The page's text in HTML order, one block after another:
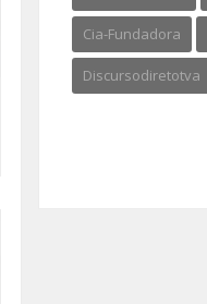
Cia-Fundadora
Discursodiretotva